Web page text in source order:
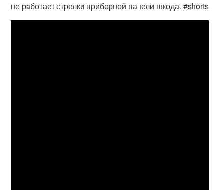
не работает стрелки приборной панели шкода. #shorts